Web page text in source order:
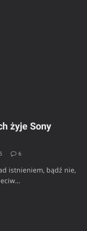
żyje Sony
6
istnieniem, bądź nie,